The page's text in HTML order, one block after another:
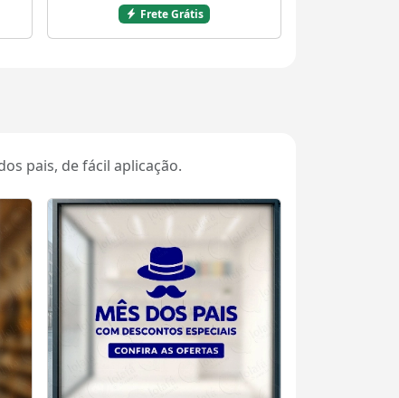
Frete Grátis
pais, de fácil aplicação.